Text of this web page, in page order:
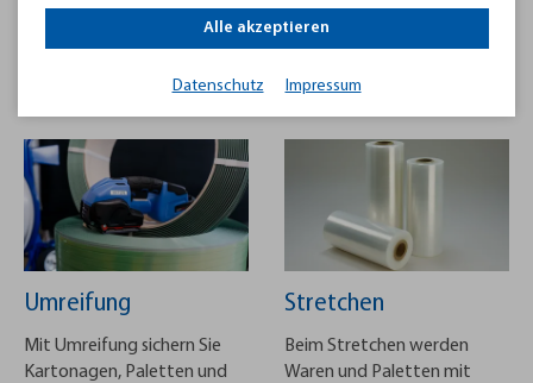
Kantenschutz und Versandbedarf bis hin zu Ersatzteilen und
Service. Mit eigener Werkstatt, erfahrenem Vor-Ort-Team und
passende Lösung für Ihre Anwendung zu finden.
Umreifung
Mit Umreifung sichern Sie
Kartonagen, Paletten und
Stretchen
Beim Stretchen werden
Waren und Paletten mit
Alle akzeptieren
Datenschutz Impressum